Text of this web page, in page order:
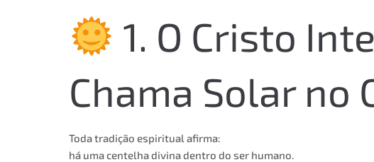
1. O Cristo
Chama Solar no
Toda tradição espiritual afirma:
há uma centelha divina dentro do ser humano.